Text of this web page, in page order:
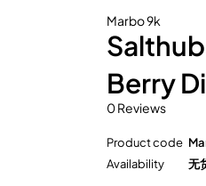
Marbo 9k
Berry
0 Reviews
Product code
Availability
无